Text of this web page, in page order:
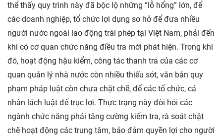
thể thấy quy trình này đã bộc lộ những “lỗ hổng” lớn, để
các doanh nghiệp, tổ chức lợi dụng sơ hở để đưa nhiều
người nước ngoài lao động trái phép tại Việt Nam, phải đến
khi có cơ quan chức năng điều tra mới phát hiện. Trong khi
đó, hoạt động hậu kiểm, công tác thanh tra của các cơ
quan quản lý nhà nước còn nhiều thiếu sót, văn bản quy
phạm pháp luật còn chưa chặt chẽ, để các tổ chức, cá
nhân lách luật để trục lợi. Thực trạng này đòi hỏi các
ngành chức năng phải tăng cường kiểm tra, rà soát chặt
chẽ hoạt động các trung tâm, bảo đảm quyền lợi cho người